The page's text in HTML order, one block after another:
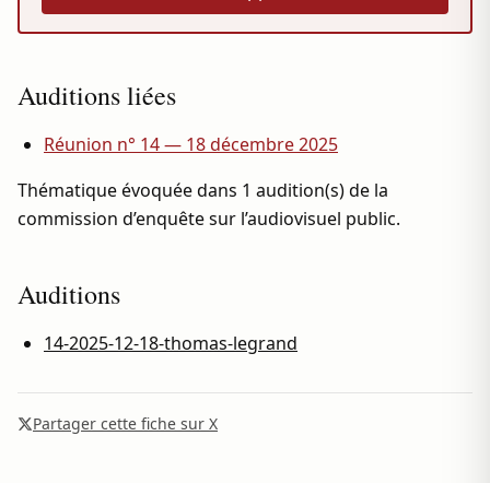
Auditions liées
Réunion n° 14 — 18 décembre 2025
Thématique évoquée dans 1 audition(s) de la
commission d’enquête sur l’audiovisuel public.
Auditions
14-2025-12-18-thomas-legrand
Partager cette fiche sur X